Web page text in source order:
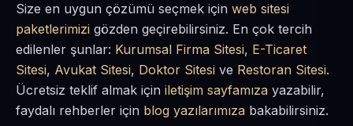
Size en uygun çözümü seçmek için web sitesi
paketlerimizi gözden geçirebilirsiniz. En çok tercih
edilenler şunlar: Kurumsal Firma Sitesi, E-Ticaret
Sitesi, Avukat Sitesi, Doktor Sitesi ve Restoran Sitesi.
Ücretsiz teklif almak için iletişim sayfamıza yazabilir,
faydalı rehberler için blog yazılarımıza bakabilirsiniz.